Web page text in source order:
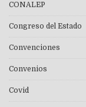
CONALEP
Congreso del Estado
Convenciones
Convenios
Covid